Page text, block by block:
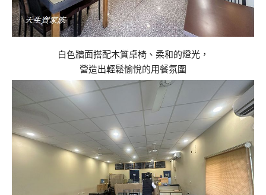
白色牆面搭配木質桌椅、柔和的燈光，
營造出輕鬆愉悅的用餐氛圍